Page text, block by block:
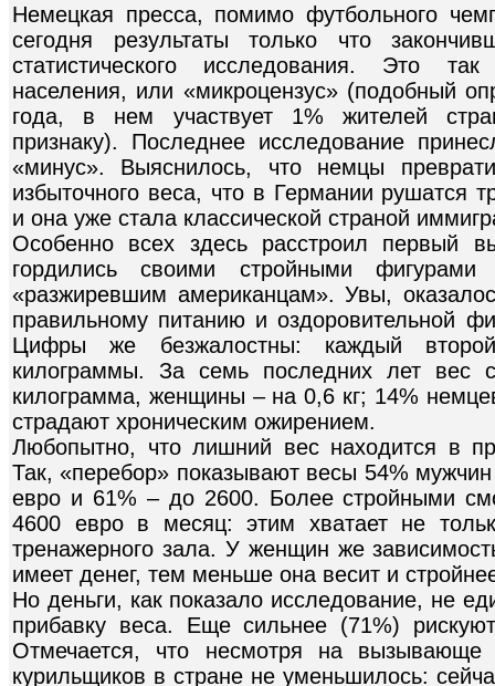
Немецкая пресса, помимо футбольного
сегодня результаты только что
статистического исследования. Это
населения, или «микроцензус» (подобный
года, в нем участвует 1% жителей
признаку). Последнее исследование
«минус». Выяснилось, что немцы
избыточного веса, что в Германии рушатся
и она уже стала классической страной
Особенно всех здесь расстроил
гордились своими стройными
«разжиревшим американцам». Увы,
правильному питанию и оздоровительной
Цифры же безжалостны: каждый
килограммы. За семь последних лет вес
килограмма, женщины – на 0,6 кг; 14%
страдают хроническим ожирением.
Любопытно, что лишний вес находится в
Так, «перебор» показывают весы 54%
евро и 61% – до 2600. Более стройными
4600 евро в месяц: этим хватает не
тренажерного зала. У женщин же
имеет денег, тем меньше она весит и
Но деньги, как показало исследование, не
прибавку веса. Еще сильнее (71%)
Отмечается, что несмотря на
курильщиков в стране не уменьшилось: